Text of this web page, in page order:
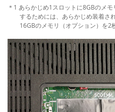
＊1 あらかじめ1スロットに8GBのメ
するためには、あらかじめ装着さ
16GBのメモリ（オプション）を2